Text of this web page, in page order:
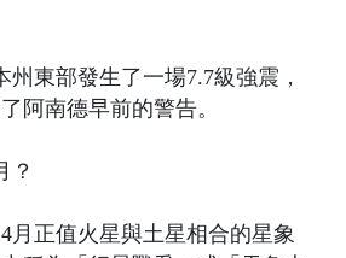
州東部發生了一場7.7級強震，
阿南德早前的警告。
？
月正值火星與土星相合的星象